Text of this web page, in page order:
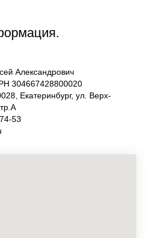
Александрович
304667428800020
Екатеринбург, ул. Верх-
53